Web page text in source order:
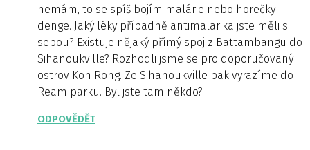
nemám, to se spíš bojím malárie nebo horečky
denge. Jaký léky případně antimalarika jste měli s
sebou? Existuje nějaký přímý spoj z Battambangu do
Sihanoukville? Rozhodli jsme se pro doporučovaný
ostrov Koh Rong. Ze Sihanoukville pak vyrazíme do
Ream parku. Byl jste tam někdo?
ODPOVĚDĚT